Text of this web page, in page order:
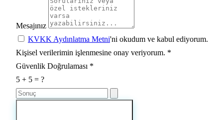
Mesajınız
KVKK Aydınlatma Metni'ni okudum ve kabul ediyorum.
Kişisel verilerimin işlenmesine onay veriyorum. *
Güvenlik Doğrulaması *
5 + 5 = ?